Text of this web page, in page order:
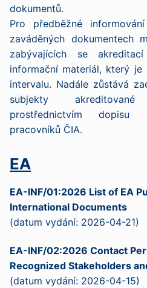
dokumentů.
Pro předběžné
zaváděných dokumentech
zabývajících se
informační materiál, který je
intervalu. Nadále zůstává
subjekty
prostřednictvím dopisu
pracovníků ČIA.
EA
EA-INF/01:2026 List of EA
International Documents
(datum vydání: 2026-04-21)
EA-INF/02:2026 Contact
Recognized Stakeholders
(datum vydání: 2026-04-15)